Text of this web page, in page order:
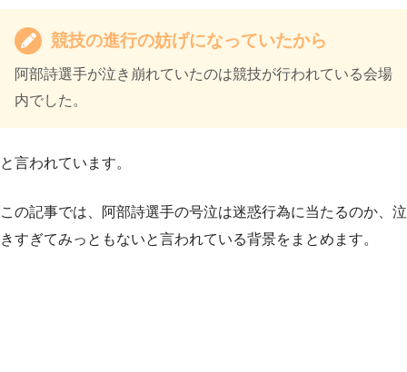
競技の進行の妨げになっていたから
阿部詩選手が泣き崩れていたのは競技が行われている会場
内でした。
と言われています。
この記事では、阿部詩選手の号泣は迷惑行為に当たるのか、泣
きすぎてみっともないと言われている背景をまとめます。